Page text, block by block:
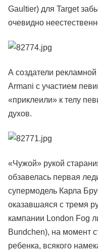
Gaultier) для Target
очевидно
А создатели
Armani с участием
«приклеили» к телу
духов.
«Чужой» рукой
обзавелась первая
супермодель Карла
оказавшаяся с тремя
кампании London Fog
Bundchen), на момент
ребенка, всякого